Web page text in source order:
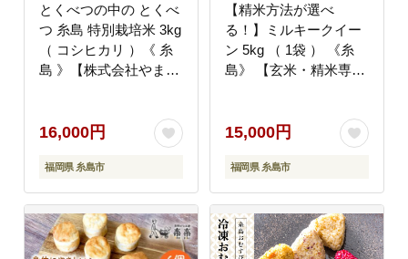
とくべつの中の とくべ
つ 糸島 特別栽培米 3kg
（ コシヒカリ ）《 糸
島 》【株式会社やまし
16,000円
福岡県 糸島市
【精米方法が選べ
る！】ミルキークイー
ン 5kg （ 1袋 ） 《糸
島》 【玄米・精米専門
15,000円
福岡県 糸島市